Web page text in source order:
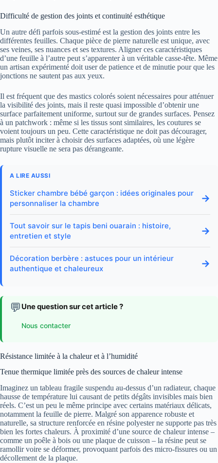
Difficulté de gestion des joints et continuité esthétique
Un autre défi parfois sous-estimé est la gestion des joints entre les
différentes feuilles. Chaque pièce de pierre naturelle est unique, avec
ses veines, ses nuances et ses textures. Aligner ces caractéristiques
d’une feuille à l’autre peut s’apparenter à un véritable casse-tête. Même
un artisan expérimenté doit user de patience et de minutie pour que les
jonctions ne sautent pas aux yeux.
Il est fréquent que des mastics colorés soient nécessaires pour atténuer
la visibilité des joints, mais il reste quasi impossible d’obtenir une
surface parfaitement uniforme, surtout sur de grandes surfaces. Pensez
à un patchwork : même si les tissus sont similaires, les coutures se
voient toujours un peu. Cette caractéristique ne doit pas décourager,
mais plutôt inciter à choisir des surfaces adaptées, où une légère
rupture visuelle ne sera pas dérangeante.
A LIRE AUSSI
Sticker chambre bébé garçon : idées originales pour
personnaliser la chambre
→
Tout savoir sur le tapis beni ouarain : histoire,
entretien et style
→
Décoration berbère : astuces pour un intérieur
authentique et chaleureux
→
💬 Une question sur cet article ?
Nous contacter
Résistance limitée à la chaleur et à l’humidité
Tenue thermique limitée près des sources de chaleur intense
Imaginez un tableau fragile suspendu au-dessus d’un radiateur, chaque
hausse de température lui causant de petits dégâts invisibles mais bien
réels. C’est un peu le même principe avec certains matériaux délicats,
notamment la feuille de pierre. Malgré son apparence robuste et
naturelle, sa structure renforcée en résine polyester ne supporte pas très
bien les fortes chaleurs. À proximité d’une source de chaleur intense –
comme un poêle à bois ou une plaque de cuisson – la résine peut se
ramollir voire se déformer, provoquant parfois des micro-fissures ou un
décollement de la plaque.